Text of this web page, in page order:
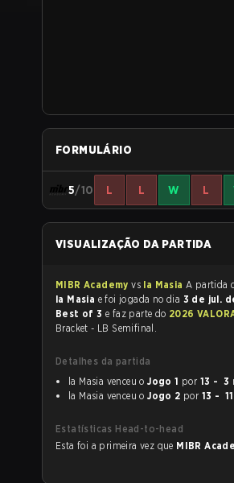
FORMULÁRIO
5/10 L L W L
VISUALIZAÇÃO DA PARTIDA
MIBR Academyvs la Masia
la Masia
e foi jogada no dia 3 de jul.
Best of 3 e faz parte do 2026
Bracket - LB Semifinal.
Detalhes da partida
la Masia venceu oJogo 1 por 13 - 3
la Masia venceu oJogo 2 por 13 - 11
Estatísticas Head-to-head
Esta foi a primeira vez que MIBR